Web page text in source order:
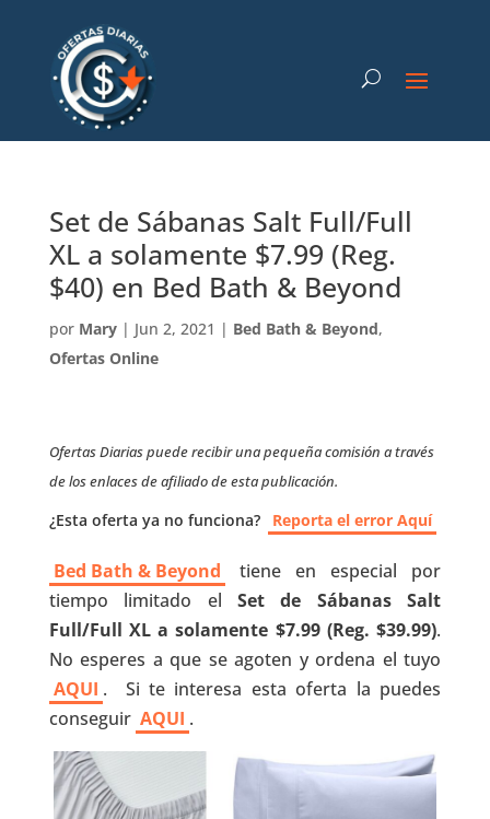
Set de Sábanas Salt Full/Full
XL a solamente $7.99 (Reg.
$40) en Bed Bath & Beyond
por Mary| Jun 2, 2021 | Bed Bath & Beyond,
Ofertas Online
Ofertas Diarias puede recibir una pequeña comisión a través
de los enlaces de afiliado de esta publicación.
¿Esta oferta ya no funciona? Reporta el error Aquí
Bed Bath & Beyond
tiene en especial por
tiempo limitado el Set de Sábanas Salt
Full/Full XL a solamente $7.99 (Reg. $39.99).
No esperes a que se agoten y ordena el tuyo
AQUI . Si te interesa esta oferta la puedes
conseguir AQUI .